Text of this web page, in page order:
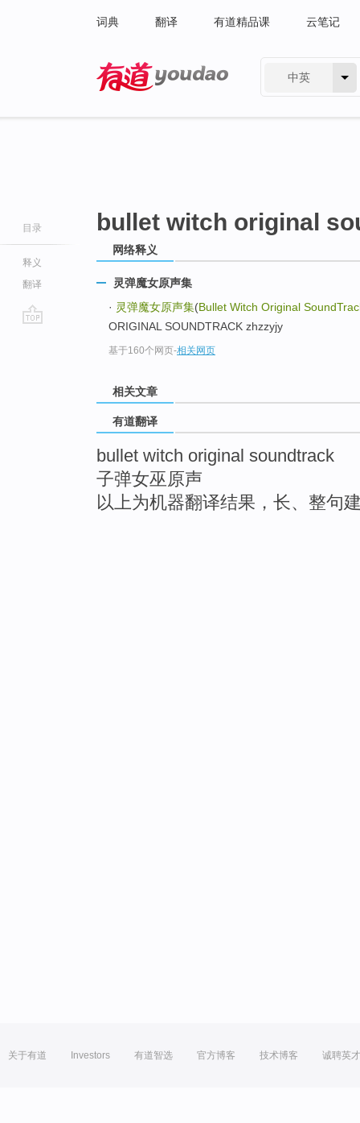
词典 翻译 有道精品课 云笔记
中英
目录
释义
翻译
bullet witch original
网络释义
灵弹魔女原声集
· 灵弹魔女原声集(Bullet Witch Original
ORIGINAL SOUNDTRACK zhzzyjy
基于160个网页-相关网页
相关文章
有道翻译
bullet witch original soundtrack
子弹女巫原声
以上为机器翻译结果，长、整句
关于有道 Investors 有道智选 官方博客 技术博客 诚聘英才